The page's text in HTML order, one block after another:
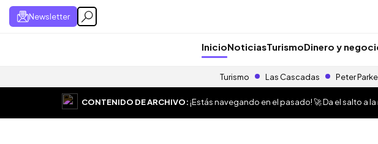
Newsletter
InicioNoticiasTurismoDinero y
Turismo Las Cascadas Peter
CONTENIDO DE ARCHIVO:¡Estás navegando en el pasado! 🚀 Da el salto a